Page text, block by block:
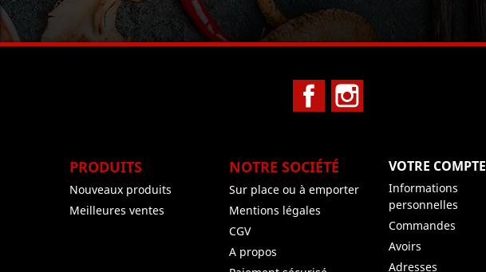
Facebook
PRODUITS
Nouveaux produits
Meilleures ventes
NOTRE SOCIÉTÉ
Sur place ou à emporter
Mentions légales
CGV
A propos
VOTRE COMPTE
Informations
personnelles
Commandes
Avoirs
Adresses